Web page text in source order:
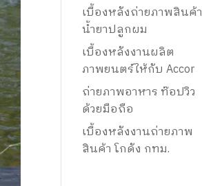
เบื้องหลังถ่ายภาพสินค้า
น้ำยาปลูกผม
เบื้องหลังงานผลิต
ภาพยนตร์ให้กับ Accor
ถ่ายภาพอาหาร ท๊อปวิว
ด้วยมือถือ
เบื้องหลังงานถ่ายภาพ
สินค้า โกดัง กทม.